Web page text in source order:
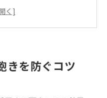
素材おもちゃの特徴
トの遊び方が変わる
きを防ぐコツ